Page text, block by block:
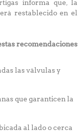
informa que, la
restablecido en el
recomendaciones
las válvulas y
que garanticen la
al lado o cerca